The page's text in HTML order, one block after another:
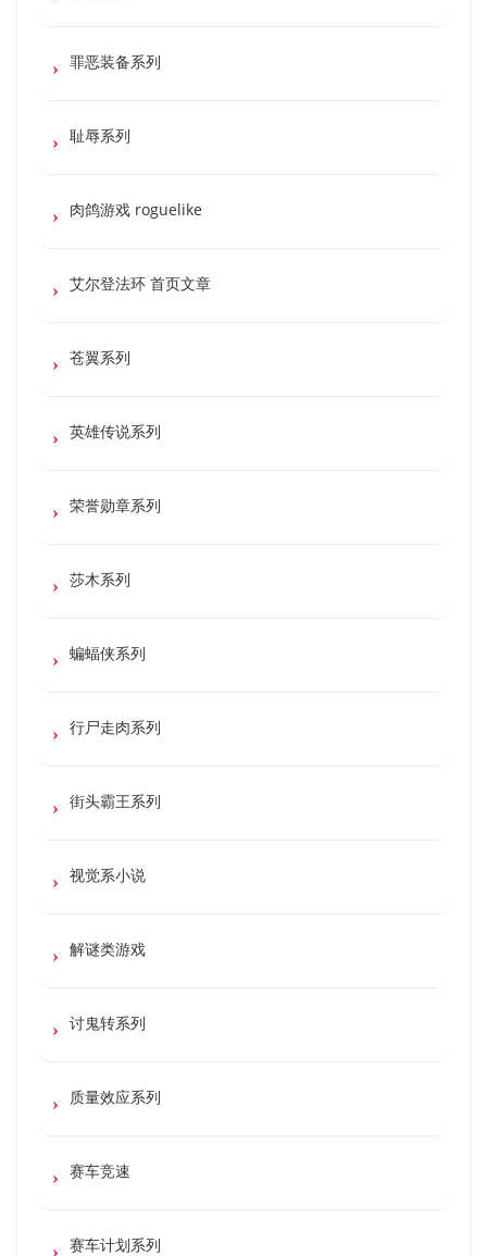
罪恶装备系列
耻辱系列
肉鸽游戏 roguelike
艾尔登法环 首页文章
苍翼系列
英雄传说系列
荣誉勋章系列
莎木系列
蝙蝠侠系列
行尸走肉系列
街头霸王系列
视觉系小说
解谜类游戏
讨鬼转系列
质量效应系列
赛车竞速
赛车计划系列